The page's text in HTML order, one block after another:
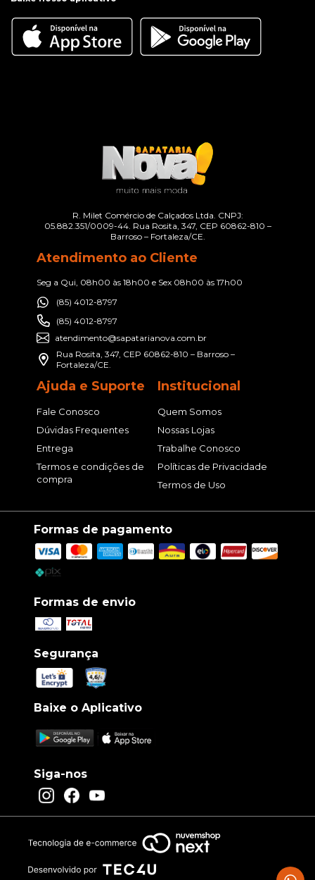
R. Milet Comércio de Calçados Ltda. CNPJ:
05.882.351/0009-44. Rua Rosita, 347, CEP 60862-810 –
Barroso – Fortaleza/CE.
Atendimento ao Cliente
Seg a Qui, 08h00 às 18h00 e Sex 08h00 às 17h00
(85) 4012-8797
(85) 4012-8797
atendimento@sapatarianova.com.br
Rua Rosita, 347, CEP 60862-810 – Barroso –
Fortaleza/CE.
Ajuda e Suporte
Fale Conosco
Dúvidas Frequentes
Entrega
Termos e condições de
compra
Institucional
Quem Somos
Nossas Lojas
Trabalhe Conosco
Políticas de Privacidade
Termos de Uso
Formas de pagamento
Formas de envio
Segurança
Baixe o Aplicativo
Siga-nos